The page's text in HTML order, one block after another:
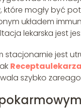
mogły być
układem
lekarska jest
stacjonarnie jest
szybko